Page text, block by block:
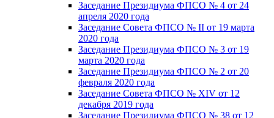
Заседание Президиума ФПСО № 4 от 24
апреля 2020 года
Заседание Совета ФПСО № II от 19 марта
2020 года
Заседание Президиума ФПСО № 3 от 19
марта 2020 года
Заседание Президиума ФПСО № 2 от 20
февраля 2020 года
Заседание Совета ФПСО № XIV от 12
декабря 2019 года
Заседание Президиума ФПСО № 38 от 12